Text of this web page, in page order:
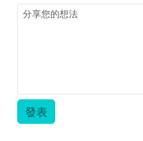
發表